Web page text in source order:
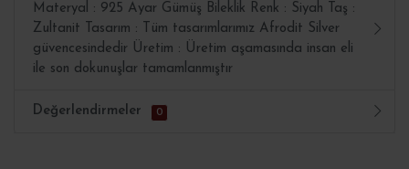
Materyal : 925 Ayar Gümüş Bileklik Renk : Siyah Taş :
Zultanit Tasarım : Tüm tasarımlarımız Afrodit Silver
güvencesindedir Üretim : Üretim aşamasında insan eli
ile son dokunuşlar tamamlanmıştır
Değerlendirmeler 0